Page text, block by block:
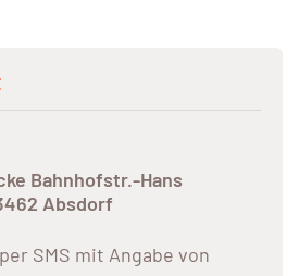
Bahnhofstr.-Hans
Absdorf
SMS mit Angabe von